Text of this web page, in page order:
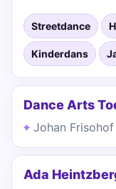
Streetdance
Kinderdans
Dance Arts
Johan Frisohof
Ada